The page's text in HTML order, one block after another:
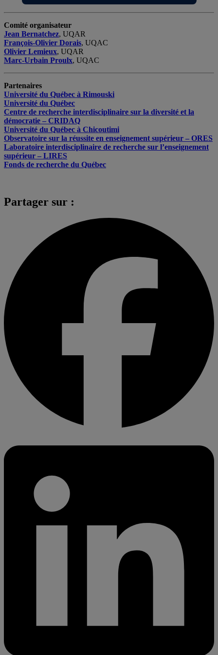
Comité organisateur
Jean Bernatchez, UQAR
François-Olivier Dorais, UQAC
Olivier Lemieux, UQAR
Marc-Urbain Proulx, UQAC
Partenaires
Université du Québec à Rimouski
Université du Québec
Centre de recherche interdisciplinaire sur la diversité et la
démocratie – CRIDAQ
Université du Québec à Chicoutimi
Observatoire sur la réussite en enseignement supérieur – ORES
Laboratoire interdisciplinaire de recherche sur l’enseignement
supérieur – LIRES
Fonds de recherche du Québec
Partager sur :